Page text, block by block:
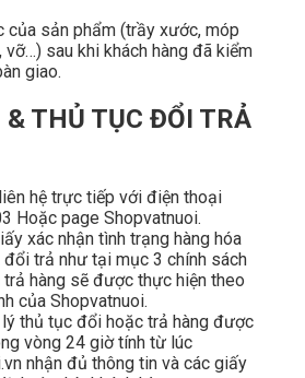
của sản phẩm (trầy xước, móp
vỡ…) sau khi khách hàng đã kiểm
giao.
& THỦ TỤC ĐỔI TRẢ
hệ trực tiếp với điện thoại
Hoặc page Shopvatnuoi.
xác nhận tình trạng hàng hóa
trả như tại mục 3 chính sách
trả hàng sẽ được thực hiện theo
của Shopvatnuoi.
thủ tục đổi hoặc trả hàng được
vòng 24 giờ tính từ lúc
nhận đủ thông tin và các giấy